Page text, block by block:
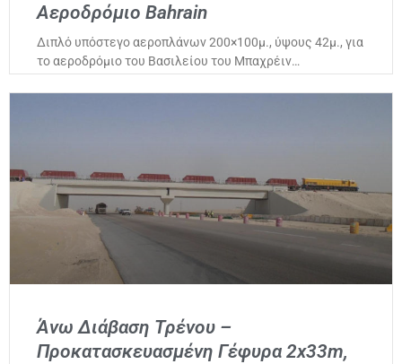
Αεροδρόμιο Bahrain
Διπλό υπόστεγο αεροπλάνων 200×100μ., ύψους 42μ., για
το αεροδρόμιο του Βασιλείου του Μπαχρέιν…
Άνω Διάβαση Τρένου –
Προκατασκευασμένη Γέφυρα 2x33m,